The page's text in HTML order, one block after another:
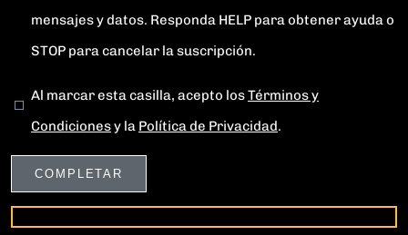
mensajes y datos. Responda HELP para obtener ayuda o
STOP para cancelar la suscripción.
Al marcar esta casilla, acepto losTérminos y
Condicionesy la Política de Privacidad.